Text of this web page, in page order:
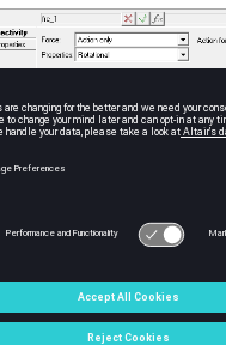
ル>名前をつけて保存
保存します。